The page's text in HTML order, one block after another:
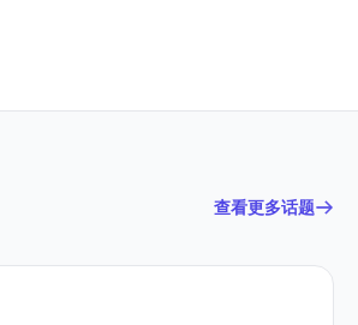
查看更多话题